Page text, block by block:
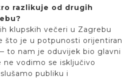
razlikuje od drugih
klupskih večeri u Zagrebu
što je u potpunosti orijentiran
to nam je oduvijek bio glavni
ne vodimo se isključivo
publiku i